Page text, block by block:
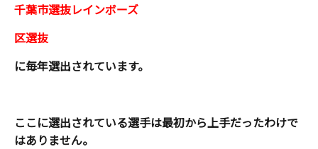
千葉市選抜レインボーズ
区選抜
に毎年選出されています。
ここに選出されている選手は最初から上手だったわけで
はありません。